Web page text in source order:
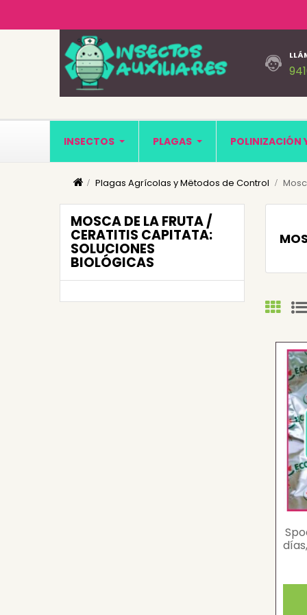
INSECTOS PLAGAS POLINIZACIÓN
Plagas Agrícolas y Mëtodos de Control
MOSCA DE LA FRUTA /
CERATITIS CAPITATA:
SOLUCIONES
BIOLÓGICAS